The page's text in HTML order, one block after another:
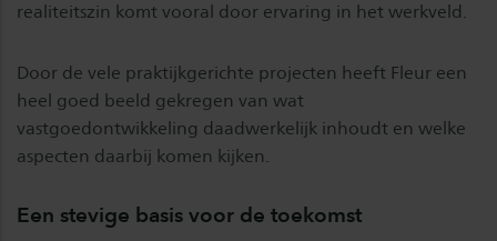
realiteitszin komt vooral door ervaring in het werkveld.
Door de vele praktijkgerichte projecten heeft Fleur een
heel goed beeld gekregen van wat
vastgoedontwikkeling daadwerkelijk inhoudt en welke
aspecten daarbij komen kijken.
Een stevige basis voor de toekomst